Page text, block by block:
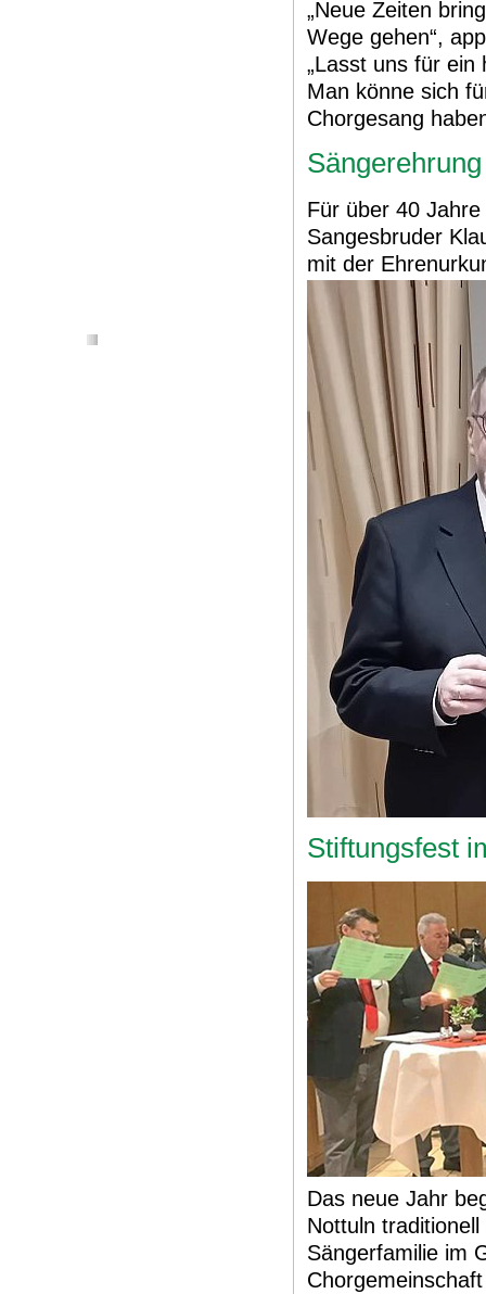
„Neue Zeiten
Wege gehen“,
„Lasst uns für ein
Man könne sich
Chorgesang
Für über 40
Sangesbruder
mit der
Stiftungsfest
Das neue Jahr
Nottuln
Sängerfamilie im